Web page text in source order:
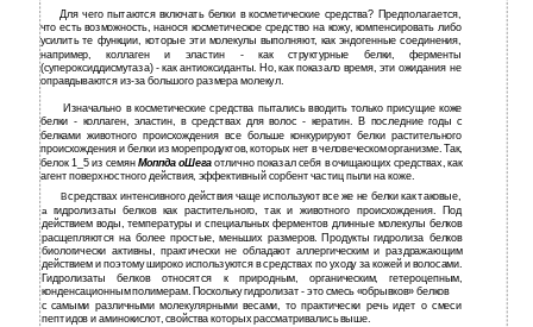
Для чего пытаются включать белки в косметические средства? Предполагается,
что есть возможность, нанося косметическое средство на кожу, компенсировать либо
усилить те функции, которые эти молекулы выполняют, как эндогенные соединения,
например, коллаген и эластин - как структурные белки, ферменты
(супероксиддисмутаза) - как антиоксиданты. Но, как показало время, эти ожидания не
оправдываются из-за большого размера молекул.
Изначально в косметические средства пытались вводить только присущие коже
белки - коллаген, эластин, в средствах для волос - кератин. В последние годы с
белками животного происхождения все больше конкурируют белки растительного
происхождения и белки из морепродуктов, которых нет в человеческом организме. Так,
белок 1_5 из семян Моппда оШегаотлично показал себя в очищающих средствах, как
агент поверхностного действия, эффективный сорбент частиц пыли на коже.
Всредствах интенсивного действия чаще используют все же не белки как таковые,
а
гидролизаты белков как растительного, так и животного происхождения. Под
действием воды, температуры и специальных ферментов длинные молекулы белков
расщепляются на более простые, меньших размеров. Продукты гидролиза белков
биологически активны, практически не обладают аллергическим и раздражающим
действием и поэтому широко используются в средствах по уходу за кожей и волосами.
Гидролизаты белков относятся к природным, органическим, гетероцепным,
конденсационным полимерам. Поскольку гидролизат - это смесь «обрывков» белков
с самыми различными молекулярными весами, то практически речь идет о смеси
пептидов и аминокислот, свойства которых рассматривались выше.